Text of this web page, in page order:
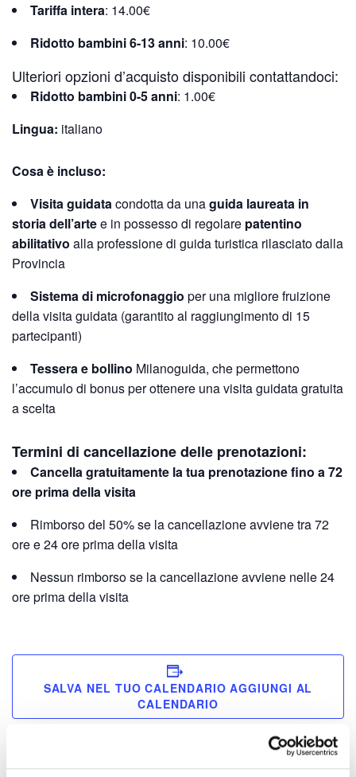
Tariffa intera: 14.00€
Ridotto bambini 6-13 anni: 10.00€
Ulteriori opzioni d’acquisto disponibili contattandoci:
Ridotto bambini 0-5 anni: 1.00€
Lingua: italiano
Cosa è incluso:
Visita guidatacondotta da unaguida laureata in
storia dell’artee in possesso di regolare patentino
abilitativo alla professione di guida turistica rilasciato dalla
Provincia
Sistema di microfonaggio per una migliore fruizione
della visita guidata (garantito al raggiungimento di 15
partecipanti)
Tessera e bollino Milanoguida, che permettono
l’accumulo di bonus per ottenere una visita guidata gratuita
a scelta
Termini di cancellazione delle prenotazioni:
Cancella gratuitamente la tua prenotazione fino a 72
ore prima della visita
Rimborso del 50% se la cancellazione avviene tra 72
ore e 24 ore prima della visita
Nessun rimborso se la cancellazione avviene nelle 24
ore prima della visita
SALVA NEL TUO CALENDARIO
DETTAGLI